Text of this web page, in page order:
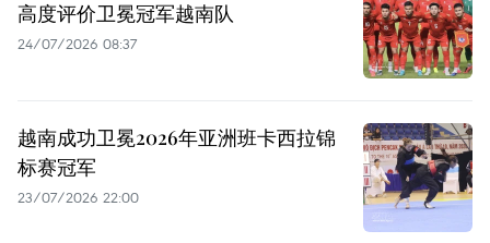
高度评价卫冕冠军越南队
24/07/2026 08:37
越南成功卫冕2026年亚洲班卡西拉锦
标赛冠军
23/07/2026 22:00